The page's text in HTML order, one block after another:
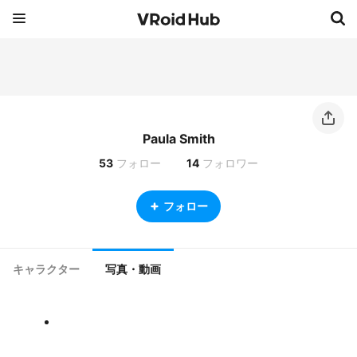
Paula Smith
53 フォロー 14 フォロワー
フォロー
キャラクター 写真・動画